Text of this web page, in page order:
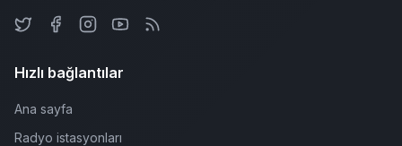
Hızlı bağlantılar
Ana sayfa
Radyo istasyonları